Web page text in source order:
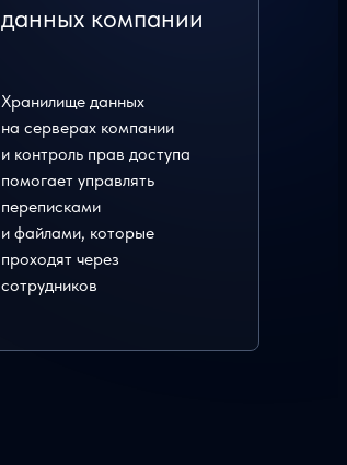
данных компании
Хранилище данных
на серверах компании
и контроль прав доступа
помогает управлять
переписками
и файлами, которые
проходят через
сотрудников